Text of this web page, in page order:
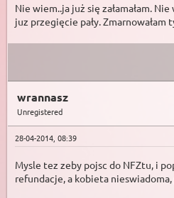
Nie wiem..ja już się załamałam.
juz przegięcie pały.
wrannasz
Unregistered
28-04-2014, 08:39
Mysle tez zeby pojsc do NFZtu, i
refundacje, a kobieta